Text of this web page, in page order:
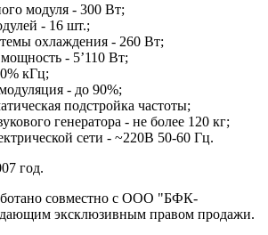
модуля - 300 Вт;
- 16 шт.;
охлаждения - 260 Вт;
- 5’110 Вт;
кГц;
- до 90%;
подстройка частоты;
генератора - не более 120 кг;
сети - ~220В 50-60 Гц.
год.
совместно с ООО "БФК-
эксклюзивным правом продажи.